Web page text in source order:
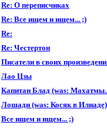
Re: О переписчиках
Re: Все ищем и ищем... ;)
Re:
Re: Честеpтон
Писатели в своих
Лао Цзы
Капитан Блад (was:
Лошади (was: Косяк в Илиаде)
Все ищем и ищем... ;)